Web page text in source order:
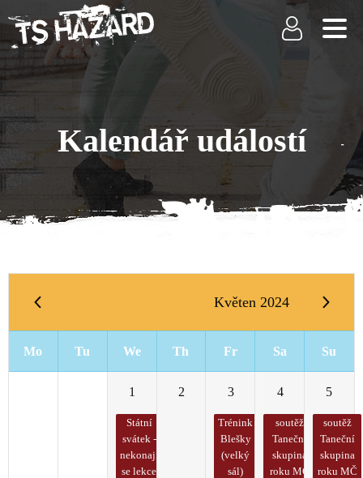
Kalendář událostí
Květen 2024
Mo Tu We Th Fr Sa Su
1
Státní
svátek -
nekonají
se lekce
2 3
Trénink
Blešky
(velký
sál)
4
soutěž
Taneční
skupina
roku MČ
5
soutěž
Taneční
skupina
roku MČ